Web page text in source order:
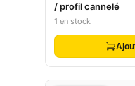
/ profil cannelé
1 en stock